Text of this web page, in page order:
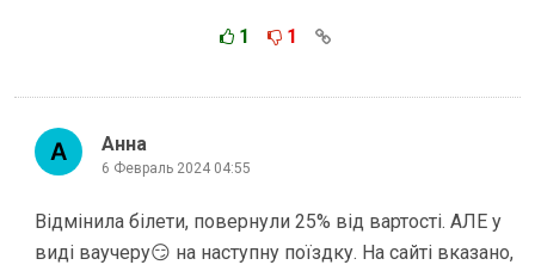
1 1
Анна
6 Февраль 2024 04:55
Відмінила білети, повернули 25% від вартості. АЛЕ у
виді ваучеру😏 на наступну поїздку. На сайті вказано,